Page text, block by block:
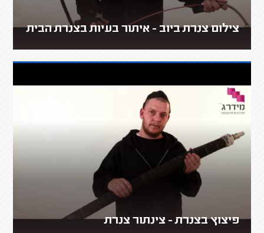
צילום צנרת ביוב - איתור בעיות בצנרת הבית
פיצוץ בצנרת - צינתור צנרת